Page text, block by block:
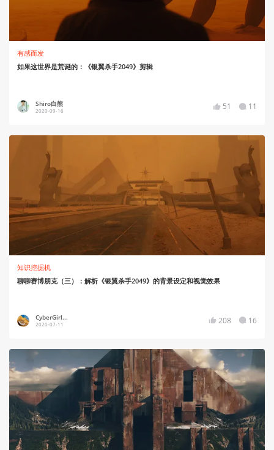
有感而发
如果这世界是荒诞的：《银翼杀手2049》剪辑
Shiro白熊
2020-09-16 51 11
知识挖掘机
聊聊赛博朋克（三）：解析《银翼杀手2049》的背景设定和视觉效果
CyberGirl...
2020-07-11 208 16